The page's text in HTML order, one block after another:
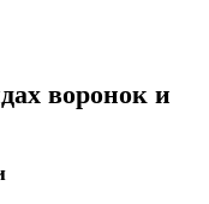
воронок и